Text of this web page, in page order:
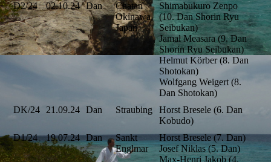
D2/24
02.10.24 Dan
Chatan
Okinawa,
Japan
Shimabukuro Zenpo
(10. Dan Shorin Ryu
Seibukan)
Jamal Measara (9. Dan
Shorin Ryu Seibukan)
Helmut Körber (8. Dan
Shotokan)
Wolfgang Weigert (8.
Dan Shotokan)
DK/24
21.09.24 Dan Straubing
Horst Bresele (6. Dan
Kobudo)
D1/24
19.07.24 Dan
Sankt
Englmar
Horst Bresele (7. Dan)
Josef Niklas (5. Dan)
Max-Henri Jakob (4.